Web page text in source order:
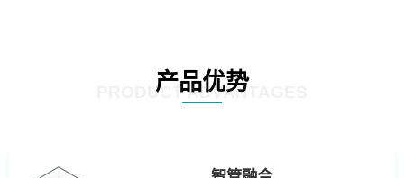
产品优势
PRODUCT ADVANTAGES